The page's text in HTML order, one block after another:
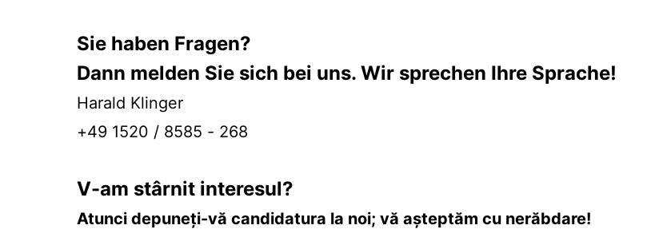
Sie haben Fragen?
Dann melden Sie sich bei uns. Wir sprechen Ihre Sprache!
Harald Klinger
+49 1520 / 8585 - 268
V-am stârnit interesul?
Atunci depuneți-vă candidatura la noi; vă așteptăm cu nerăbdare!